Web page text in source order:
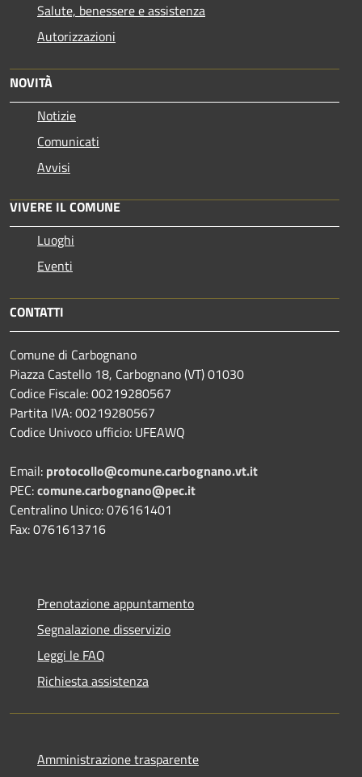
Salute, benessere e assistenza
Autorizzazioni
NOVITÀ
Notizie
Comunicati
Avvisi
VIVERE IL COMUNE
Luoghi
Eventi
CONTATTI
Comune di Carbognano
Piazza Castello 18, Carbognano (VT) 01030
Codice Fiscale: 00219280567
Partita IVA: 00219280567
Codice Univoco ufficio: UFEAWQ
Email: protocollo@comune.carbognano.vt.it
PEC:comune.carbognano@pec.it
Centralino Unico: 076161401
Fax: 0761613716
Prenotazione appuntamento
Segnalazione disservizio
Leggi le FAQ
Richiesta assistenza
Amministrazione trasparente